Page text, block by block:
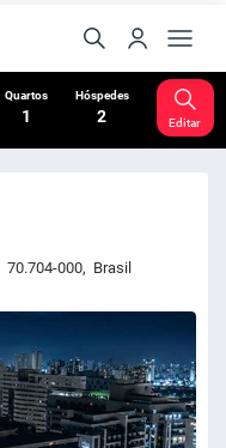
Quartos
1
Hóspedes
2 Editar
70.704-000, Brasil